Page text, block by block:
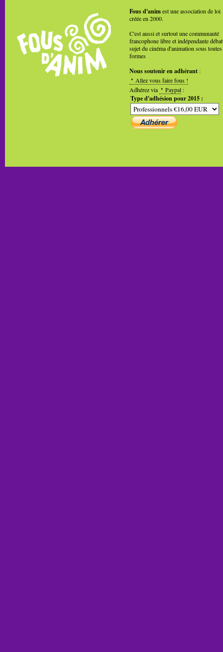
Fous d'animest une association de loi
créée en 2000.
C'est aussi et surtout une communauté
francophone libre et indépendante
sujet du cinéma d'animation sous toutes
formes
Nous soutenir en adhérant :
Allez vous faire fous !
Adhérez via
Paypal :
Type d'adhésion pour 2015 :